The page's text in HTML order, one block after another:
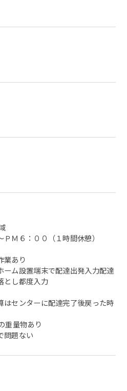
６：００（１時間休憩）
あり
設置端末で配達出発入力配達
とし都度入力
はセンターに配達完了後戻った時
重量物あり
問題ない